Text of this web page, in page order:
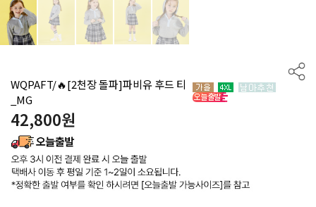
WQPAFT/🔥[2천장 돌파]파비유 후드 티
_MG
42,800원